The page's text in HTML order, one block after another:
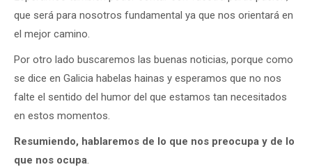
que será para nosotros fundamental ya que nos orientará en
el mejor camino.
Por otro lado buscaremos las buenas noticias, porque como
se dice en Galicia habelas hainas y esperamos que no nos
falte el sentido del humor del que estamos tan necesitados
en estos momentos.
Resumiendo, hablaremos de lo que nos preocupa y de lo
que nos ocupa.